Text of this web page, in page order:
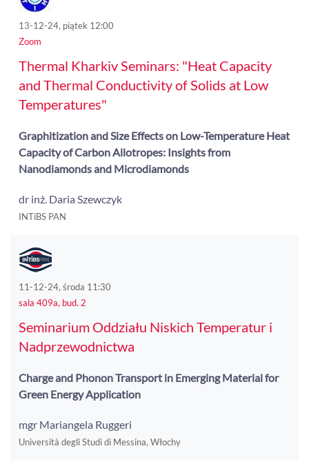
13-12-24, piątek 12:00
Zoom
Thermal Kharkiv Seminars: "Heat Capacity
and Thermal Conductivity of Solids at Low
Temperatures"
Graphitization and Size Effects on Low-Temperature Heat
Capacity of Carbon Allotropes: Insights from
Nanodiamonds and Microdiamonds
dr inż. Daria Szewczyk
INTiBS PAN
11-12-24, środa 11:30
sala 409a, bud. 2
Seminarium Oddziału Niskich Temperatur i
Nadprzewodnictwa
Charge and Phonon Transport in Emerging Material for
Green Energy Application
mgr Mariangela Ruggeri
Università degli Studi di Messina, Włochy